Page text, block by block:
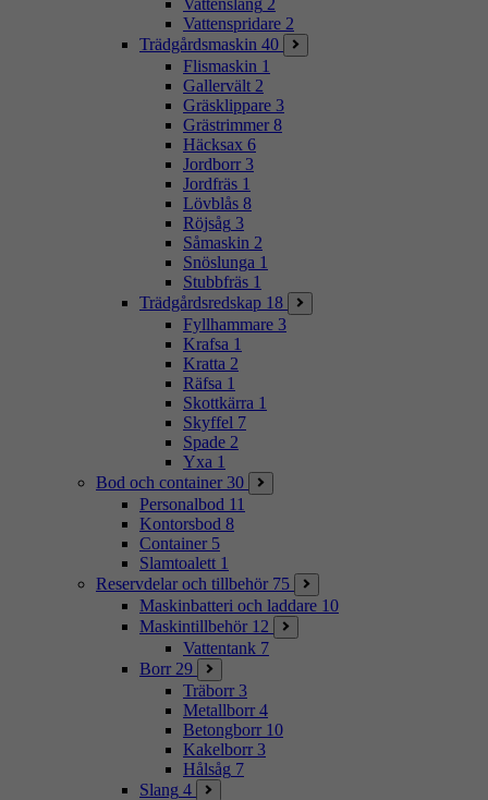
Vattenspridare 2
Trädgårdsmaskin 40
Flismaskin 1
Gallervält 2
Gräsklippare 3
Grästrimmer 8
Häcksax 6
Jordborr 3
Jordfräs 1
Lövblås 8
Röjsåg 3
Såmaskin 2
Snöslunga 1
Stubbfräs 1
Trädgårdsredskap 18
Fyllhammare 3
Krafsa 1
Kratta 2
Räfsa 1
Skottkärra 1
Skyffel 7
Spade 2
Yxa 1
Bod och container 30
Personalbod 11
Kontorsbod 8
Container 5
Slamtoalett 1
Reservdelar och tillbehör 75
Maskinbatteri och laddare 10
Maskintillbehör 12
Vattentank 7
Borr 29
Träborr 3
Metallborr 4
Betongborr 10
Kakelborr 3
Hålsåg 7
Slang 4